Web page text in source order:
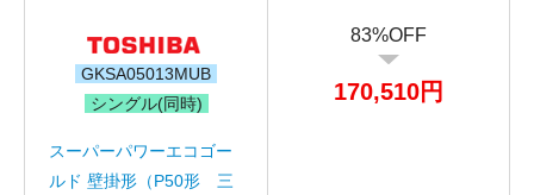
GKSA05013MUB
シングル(同時)
スーパーパワーエコゴー
ルド 壁掛形（P50形 三
83%OFF
170,510円